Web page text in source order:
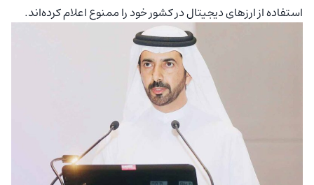
استفاده از ارزهای دیجیتال در کشور خود را ممنوع اعلام کرده‌اند.